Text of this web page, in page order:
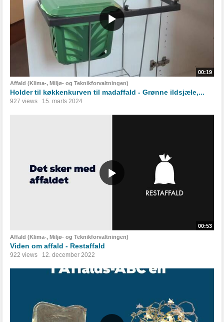
00:19
Affald (Klima-, Miljø- og Teknikforvaltningen)
Holder til køkkenkurven til madaffald - Grønne ildsjæle,...
927 views 15. marts 2024
00:53
Affald (Klima-, Miljø- og Teknikforvaltningen)
Viden om affald - Restaffald
922 views 12. december 2022